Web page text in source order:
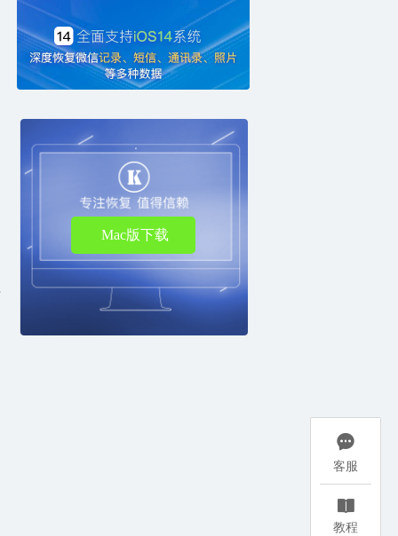
Mac版下载

客服

教程